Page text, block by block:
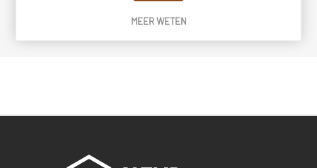
DINER KAARS 20CM 3ASS KLEUR
MEER WETEN